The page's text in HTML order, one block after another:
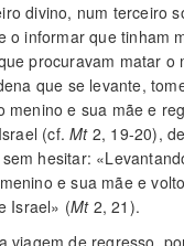
divino, num terceiro
o informar que tinham
procuravam matar o
que se levante,
menino e sua mãe e
(cf.Mt2, 19-20),
hesitar:
e sua mãe e
Israel» (Mt2, 21).
viagem de regresso,